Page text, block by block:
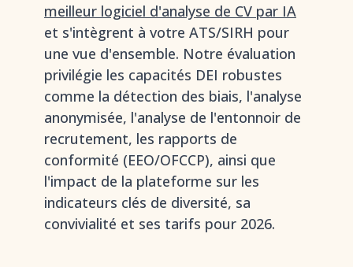
meilleur logiciel d'analyse de CV par IA
et s'intègrent à votre ATS/SIRH pour
une vue d'ensemble. Notre évaluation
privilégie les capacités DEI robustes
comme la détection des biais, l'analyse
anonymisée, l'analyse de l'entonnoir de
recrutement, les rapports de
conformité (EEO/OFCCP), ainsi que
l'impact de la plateforme sur les
indicateurs clés de diversité, sa
convivialité et ses tarifs pour 2026.